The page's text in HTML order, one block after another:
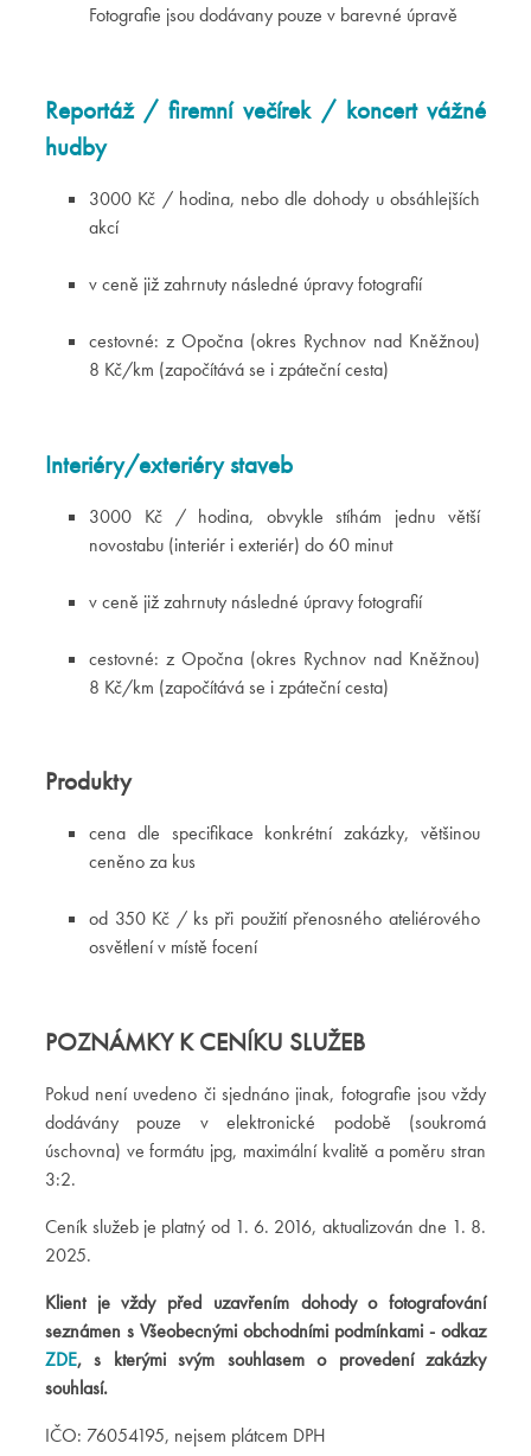
Fotografie jsou dodávany pouze v barevné úpravě
Reportáž / firemní večírek / koncert vážné
hudby
3000 Kč / hodina, nebo dle dohody u obsáhlejších
akcí
v ceně již zahrnuty následné úpravy fotografií
cestovné: z Opočna (okres Rychnov nad Kněžnou)
8 Kč/km (započítává se i zpáteční cesta)
Interiéry/exteriéry staveb
3000 Kč / hodina, obvykle stíhám jednu větší
novostabu (interiér i exteriér) do 60 minut
v ceně již zahrnuty následné úpravy fotografií
cestovné: z Opočna (okres Rychnov nad Kněžnou)
8 Kč/km (započítává se i zpáteční cesta)
Produkty
cena dle specifikace konkrétní zakázky, většinou
ceněno za kus
od 350 Kč / ks při použití přenosného ateliérového
osvětlení v místě focení
POZNÁMKY K CENÍKU SLUŽEB
Pokud není uvedeno či sjednáno jinak, fotografie jsou vždy
dodávány pouze v elektronické podobě (soukromá
úschovna) ve formátu jpg, maximální kvalitě a poměru stran
3:2.
Ceník služeb je platný od 1. 6. 2016, aktualizován dne 1. 8.
2025.
Klient je vždy před uzavřením dohody o fotografování
seznámen s Všeobecnými obchodními podmínkami - odkaz
ZDE, s kterými svým souhlasem o provedení zakázky
souhlasí.
IČO: 76054195, nejsem plátcem DPH